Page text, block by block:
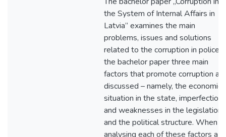
the System of Internal Affairs in
Latvia” examines the main
problems, issues and solutions
related to the corruption in police.
the bachelor paper three main
factors that promote corruption are
discussed – namely, the economic
situation in the state, imperfections
and weaknesses in the legislation
and the political structure. When
analysing each of these factors a